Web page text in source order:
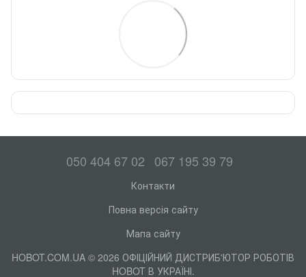
050 404 67 02 067 195 39 79
Контакти
Повна версія сайту
Мапа сайту
HOBOT.COM.UA © 2026 ОФІЦІЙНИЙ ДИСТРИБ'ЮТОР РОБОТІВ
HOBOT В УКРАЇНІ.